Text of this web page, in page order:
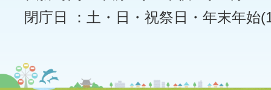
閉庁日 ：土・日・祝祭日・年末年始